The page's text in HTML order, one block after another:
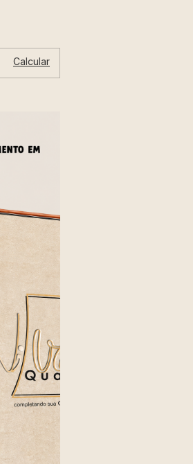
Calcular